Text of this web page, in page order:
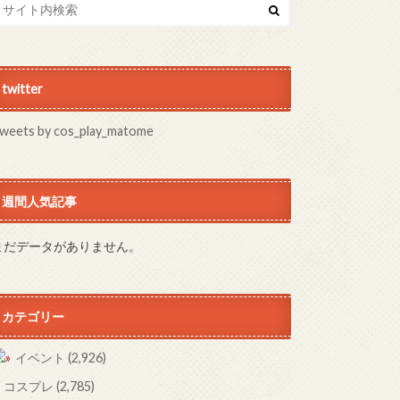
twitter
by cos_play_matome
週間人気記事
だデータがありません。
カテゴリー
イベント (2,926)
コスプレ (2,785)